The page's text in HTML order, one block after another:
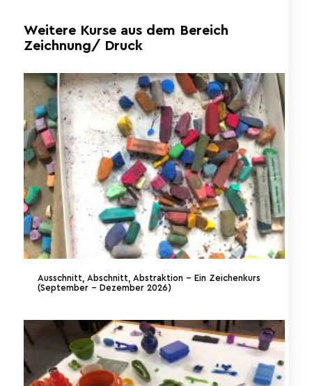
Weitere Kurse aus dem Bereich
Zeichnung/ Druck
Ausschnitt, Abschnitt, Abstraktion – Ein Zeichenkurs
(September – Dezember 2026)